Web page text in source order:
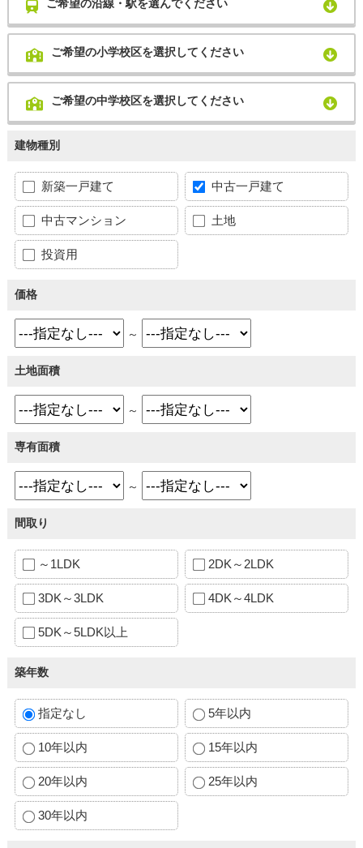
ご希望の沿線・駅を選んでください
ご希望の小学校区を選択してください
ご希望の中学校区を選択してください
建物種別
新築一戸建て 中古一戸建て
中古マンション 土地
投資用
価格
～
土地面積
～
専有面積
～
間取り
～1LDK 2DK～2LDK
3DK～3LDK 4DK～4LDK
5DK～5LDK以上
築年数
指定なし 5年以内
10年以内 15年以内
20年以内 25年以内
30年以内